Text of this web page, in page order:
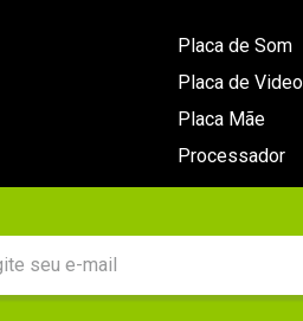
Placa de Som
Placa de Video
Placa Mãe
Processador